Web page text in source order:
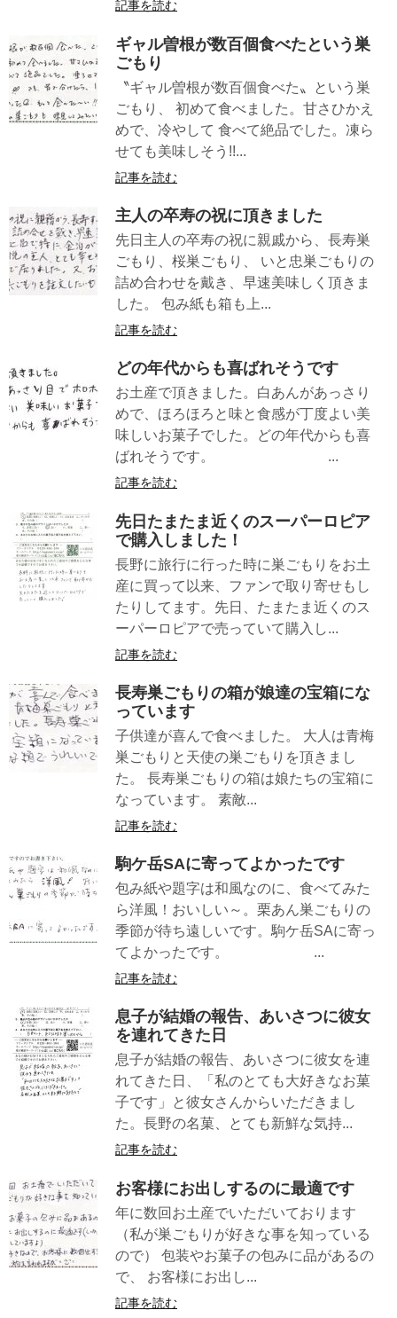
記事を読む
ギャル曽根が数百個食べたという巣
ごもり
〝ギャル曽根が数百個食べた〟という巣
ごもり、 初めて食べました。甘さひかえ
めで、冷やして 食べて絶品でした。凍ら
せても美味しそう!!...
記事を読む
主人の卒寿の祝に頂きました
先日主人の卒寿の祝に親戚から、長寿巣
ごもり、桜巣ごもり、 いと忠巣ごもりの
詰め合わせを戴き、早速美味しく頂きま
した。 包み紙も箱も上...
記事を読む
どの年代からも喜ばれそうです
お土産で頂きました。白あんがあっさり
めで、ほろほろと味と食感が丁度よい美
味しいお菓子でした。どの年代からも喜
ばれそうです。 ...
記事を読む
先日たまたま近くのスーパーロピア
で購入しました！
長野に旅行に行った時に巣ごもりをお土
産に買って以来、ファンで取り寄せもし
たりしてます。先日、たまたま近くのス
ーパーロピアで売っていて購入し...
記事を読む
長寿巣ごもりの箱が娘達の宝箱にな
っています
子供達が喜んで食べました。 大人は青梅
巣ごもりと天使の巣ごもりを頂きまし
た。 長寿巣ごもりの箱は娘たちの宝箱に
なっています。 素敵...
記事を読む
駒ケ岳SAに寄ってよかったです
包み紙や題字は和風なのに、食べてみた
ら洋風！おいしい～。栗あん巣ごもりの
季節が待ち遠しいです。駒ケ岳SAに寄っ
てよかったです。 ...
記事を読む
息子が結婚の報告、あいさつに彼女
を連れてきた日
息子が結婚の報告、あいさつに彼女を連
れてきた日、「私のとても大好きなお菓
子です」と彼女さんからいただきまし
た。長野の名菓、とても新鮮な気持...
記事を読む
お客様にお出しするのに最適です
年に数回お土産でいただいております
（私が巣ごもりが好きな事を知っている
ので） 包装やお菓子の包みに品があるの
で、 お客様にお出し...
記事を読む